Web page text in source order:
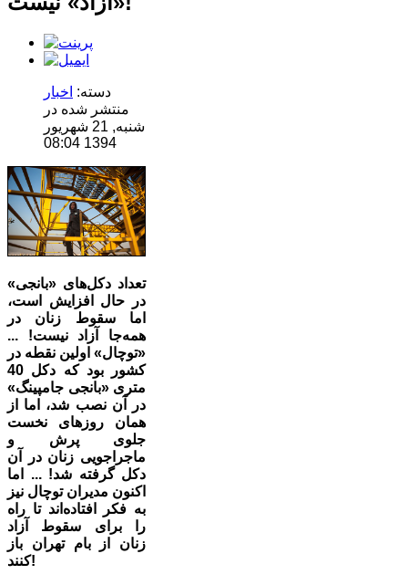
دسته: اخبار
منتشر شده در
شنبه, 21 شهریور
1394 08:04
تعداد دکل‌های «بانجی»
در حال افزایش است،
‌اما سقوط زنان در
همه‌جا آزاد نیست! ...
«توچال» اولین نقطه در
کشور بود که دکل 40
متری «بانجی جامپینگ»
در آن نصب شد، اما از
همان روزهای نخست
جلوی پرش و
ماجراجویی زنان در آن
دکل گرفته شد! ... اما
اکنون مدیران توچال نیز
به فکر افتاده‌اند تا راه
را برای سقوط آزاد
زنان از بام تهران باز
کنند!